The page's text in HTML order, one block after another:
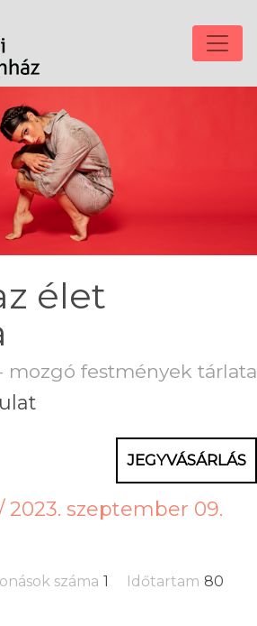
élet
mozgó festmények tárlata
JEGYVÁSÁRLÁS
2023. szeptember 09.
száma 1 Időtartam 80